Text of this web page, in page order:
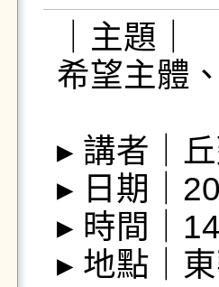
｜主題｜
希望主體
▸ 講者｜
▸ 日期｜
▸ 時間｜
▸ 地點｜